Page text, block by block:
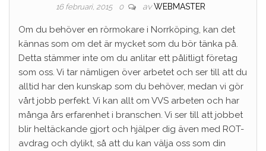
16 februari, 2015 0 av WEBMASTER
Om du behöver en rörmokare i Norrköping, kan det
kännas som om det är mycket som du bör tänka på.
Detta stämmer inte om du anlitar ett pålitligt företag
som oss. Vi tar nämligen över arbetet och ser till att du
alltid har den kunskap som du behöver, medan vi gör
vårt jobb perfekt. Vi kan allt om VVS arbeten och har
många års erfarenhet i branschen. Vi ser till att jobbet
blir heltäckande gjort och hjälper dig även med ROT-
avdrag och dylikt, så att du kan välja oss som din